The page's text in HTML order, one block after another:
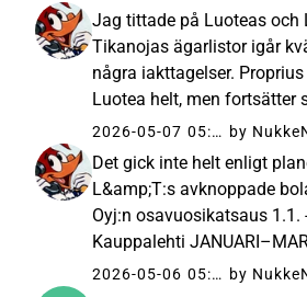
Jag tittade på Luoteas och
Tikanojas ägarlistor igår
några iakttagelser.
Luotea helt, men fortsätter
L&amp;T. Även Oldenburgs
minskat sitt innehav
ökat i L&amp;T. Det mest
2026-05-07 05:47
Det gick inte helt enligt
L&amp;T:s avknoppade
Oyj:n osavuosikatsaus 1.1.
Kauppalehti
för årets första kvartal
2026-05-06 05:15